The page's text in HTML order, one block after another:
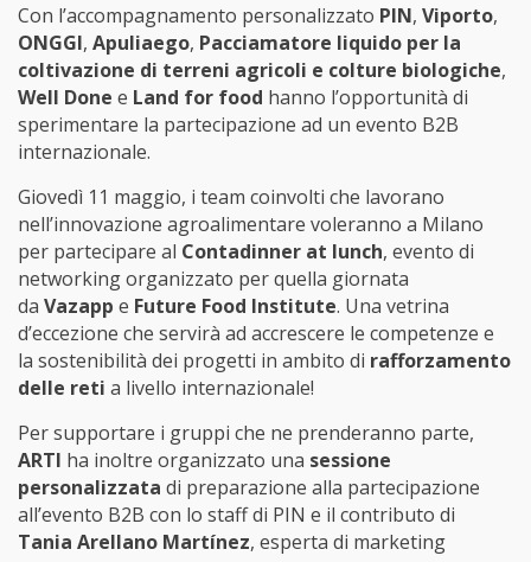
Con l’accompagnamento personalizzato PIN, Viporto,
ONGGI, Apuliaego, Pacciamatore liquido per la
coltivazione di terreni agricoli e colture biologiche,
Well Done e Land for food hanno l’opportunità di
sperimentare la partecipazione ad un evento B2B
internazionale.
Giovedì 11 maggio, i team coinvolti che lavorano
nell’innovazione agroalimentare voleranno a Milano
per partecipare al Contadinner at lunch, evento di
networking organizzato per quella giornata
da Vazapp e Future Food Institute. Una vetrina
d’eccezione che servirà ad accrescere le competenze e
la sostenibilità dei progetti in ambito di rafforzamento
delle reti a livello internazionale!
Per supportare i gruppi che ne prenderanno parte,
ARTI ha inoltre organizzato una sessione
personalizzata di preparazione alla partecipazione
all’evento B2B con lo staff di PIN e il contributo di
Tania Arellano Martínez, esperta di marketing